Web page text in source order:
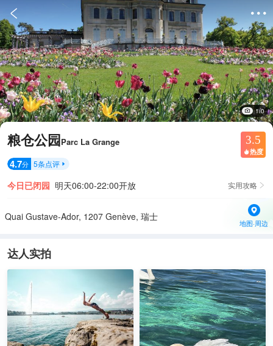
 
1/0
粮仓公园Parc La Grange 3.5
 热度
4.7分 5条点评 
今日已闭园 明天06:00-22:00开放 实用攻略 
Quai Gustave-Ador, 1207 Genève, 瑞士
地图·周边
达人实拍